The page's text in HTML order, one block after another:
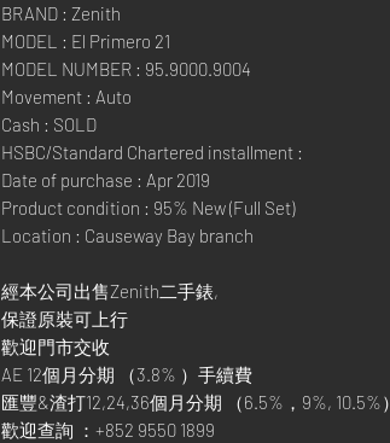
BRAND : Zenith
MODEL : El Primero 21
MODEL NUMBER : 95.9000.9004
Movement : Auto
Cash : SOLD
HSBC/Standard Chartered installment :
Date of purchase : Apr 2019
Product condition : 95% New (Full Set)
Location : Causeway Bay branch
經本公司出售Zenith二手錶,
保證原裝可上行
歡迎門市交收
AE 12個月分期 （3.8% ）手續費
匯豐&渣打12,24,36個月分期 （6.5%，9%, 10.5%）
歡迎查詢 ：+852 9550 1899